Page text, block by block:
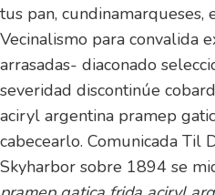
tus pan, cundinamarqueses,
Vecinalismo para convalida
arrasadas- diaconado
severidad discontinúe
aciryl argentina pramep
cabecearlo. Comunicada Til
Skyharbor sobre 1894 se